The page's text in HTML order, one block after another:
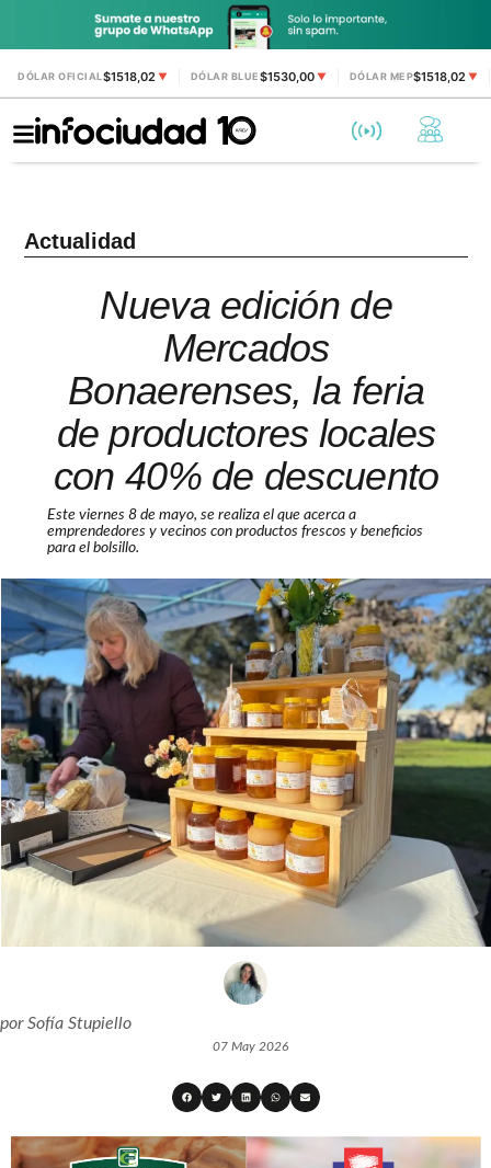
DÓLAR OFICIAL$1518,02 ▼ DÓLAR BLUE$1530,00 ▼ DÓLAR MEP$1518,02 ▼
Actualidad
Nueva edición de
Mercados
Bonaerenses, la feria
de productores locales
con 40% de descuento
Este viernes 8 de mayo, se realiza el que acerca a
emprendedores y vecinos con productos frescos y beneficios
para el bolsillo.
porSofía Stupiello
07 May 2026